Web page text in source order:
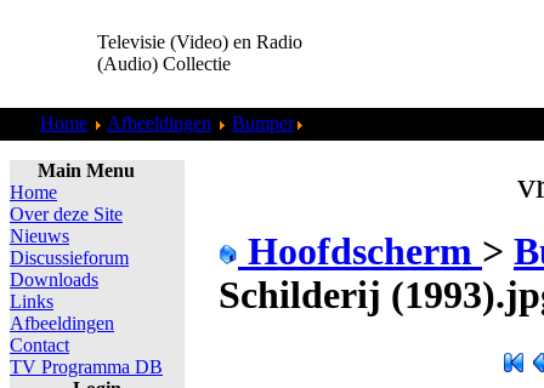
Televisie (Video) en Radio
(Audio) Collectie
Home Afbeeldingen Bumper
Main Menu
Home
Over deze Site
Nieuws
Discussieforum
Downloads
Links
Afbeeldingen
Contact
TV Programma DB
Hoofdscherm >
Schilderij